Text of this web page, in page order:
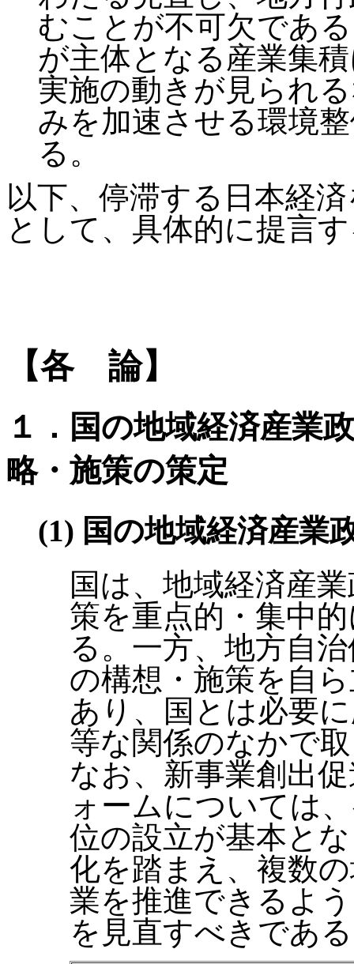
むことが不可欠であ
が主体となる産業集
実施の動きが見られ
みを加速させる環境
る。
以下、停滞する日本経
として、具体的に提言
【各 論】
１．国の地域経済産業
略・施策の策定
(1) 国の地域経済産業
国は、地域経済産
策を重点的・集中
る。一方、地方自
の構想・施策を自
あり、国とは必要
等な関係のなかで
なお、新事業創出
ォームについては
位の設立が基本と
化を踏まえ、複数
業を推進できるよ
を見直すべきであ